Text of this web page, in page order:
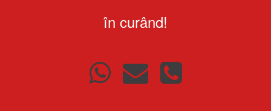
în curând!